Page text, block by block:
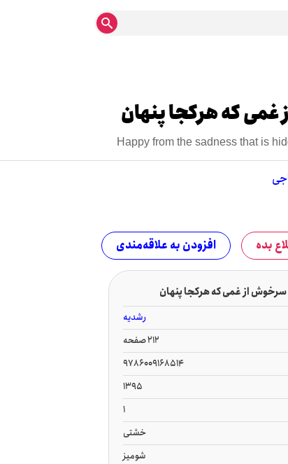
که هرکجا پنهان
Happy from the sadness that is
بده افزودن به علاقه‌مندی
از غمی که هرکجا پنهان
رشدیه
212 صفحه
9786009168514
1395
1
خشتی
شومیز